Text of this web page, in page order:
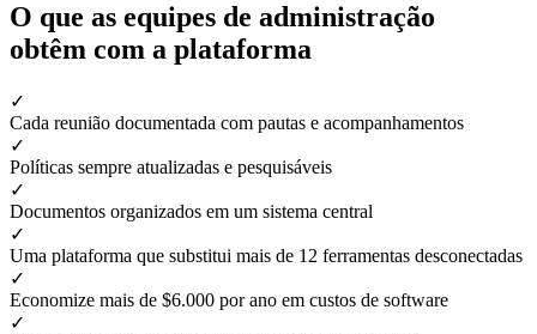
O que as equipes de administração
obtêm com a plataforma
✓
Cada reunião documentada com pautas e acompanhamentos
✓
Políticas sempre atualizadas e pesquisáveis
✓
Documentos organizados em um sistema central
✓
Uma plataforma que substitui mais de 12 ferramentas desconectadas
✓
Economize mais de $6.000 por ano em custos de software
✓